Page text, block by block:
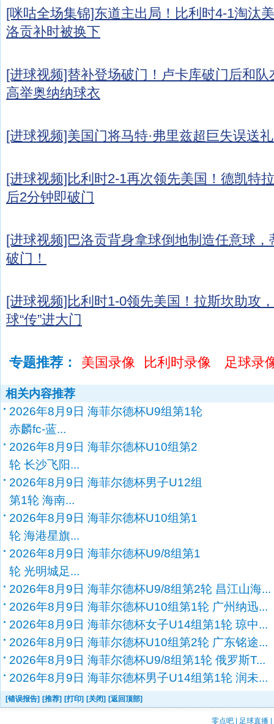
[咪咕全场集锦]东道主出局！比利时4-1淘汰
洛贡补时被换下
[进球视频]替补登场破门！卢卡库破门后和
高举奥纳纳球衣
[进球视频]美国门将马特·弗里兹超巨失误送
[进球视频]比利时2-1再次领先美国！德凯特
后2分钟即破门
[进球视频]巴洛贡背身拿球倒地制造任意球
破门！
[进球视频]比利时1-0领先美国！拉斯坎助攻
球“传”进大门
专题推荐： 美国录像 比利时录像 足球录
相关内容推荐
2026年8月9日 海菲尔德杯U9组第1轮
赤麟fc-蓝...
2026年8月9日 海菲尔德杯U10组第2
轮 长沙飞阳...
2026年8月9日 海菲尔德杯男子U12组
第1轮 海南...
2026年8月9日 海菲尔德杯U10组第1
轮 海港星旗...
2026年8月9日 海菲尔德杯U9/8组第1
轮 光明城足...
2026年8月9日 海菲尔德杯U9/8组第2轮 昌江山海...
2026年8月9日 海菲尔德杯U10组第1轮 广州纳迅...
2026年8月9日 海菲尔德杯女子U14组第1轮 琼中...
2026年8月9日 海菲尔德杯U10组第2轮 广东铭途...
2026年8月9日 海菲尔德杯U9/8组第1轮 俄罗斯T...
2026年8月9日 海菲尔德杯男子U14组第1轮 润未...
[错误报告] [推荐] [打印] [关闭] [返回顶部]
零点吧 | 足球直播 |